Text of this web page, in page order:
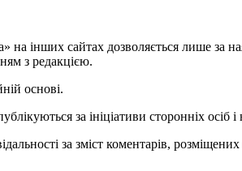
інших сайтах дозволяється лише за
з редакцією.
основі.
за ініціативи сторонніх осіб
за зміст коментарів,